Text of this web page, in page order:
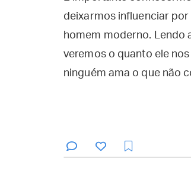
deixarmos influenciar
homem moderno. Lendo
veremos o quanto ele
ninguém ama o que não